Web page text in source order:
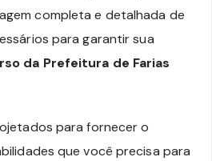
completa e detalhada de
para garantir sua
da Prefeitura de Farias
para fornecer o
que você precisa para